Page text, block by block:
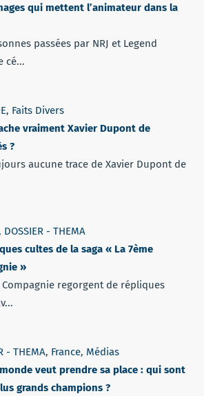
qui mettent l’animateur dans la
passées par NRJ et Legend
cé...
, Faits Divers
vraiment Xavier Dupont de
?
aucune trace de Xavier Dupont de
, DOSSIER - THEMA
cultes de la saga « La 7ème
»
Compagnie regorgent de répliques
- THEMA, France, Médias
veut prendre sa place : qui sont
grands champions ?